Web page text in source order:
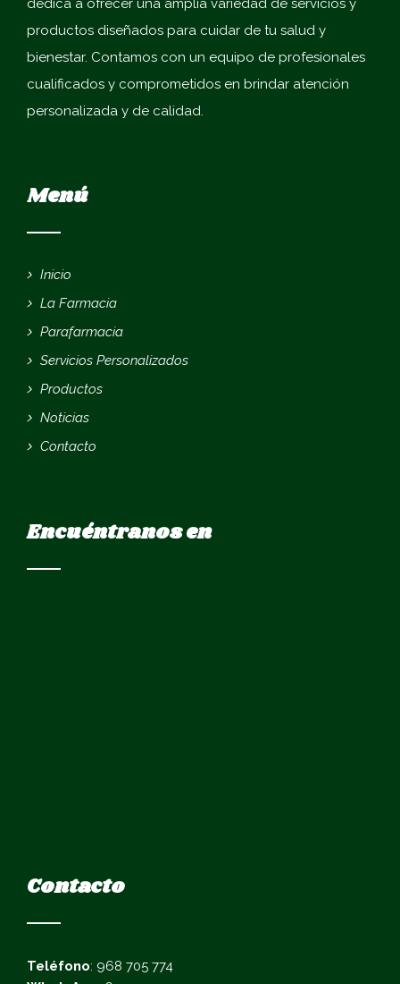
dedica a ofrecer una amplia variedad de servicios y
productos diseñados para cuidar de tu salud y
bienestar. Contamos con un equipo de profesionales
cualificados y comprometidos en brindar atención
personalizada y de calidad.
Menú
Inicio
La Farmacia
Parafarmacia
Servicios Personalizados
Productos
Noticias
Contacto
Encuéntranos en
Contacto
Teléfono: 968 705 774